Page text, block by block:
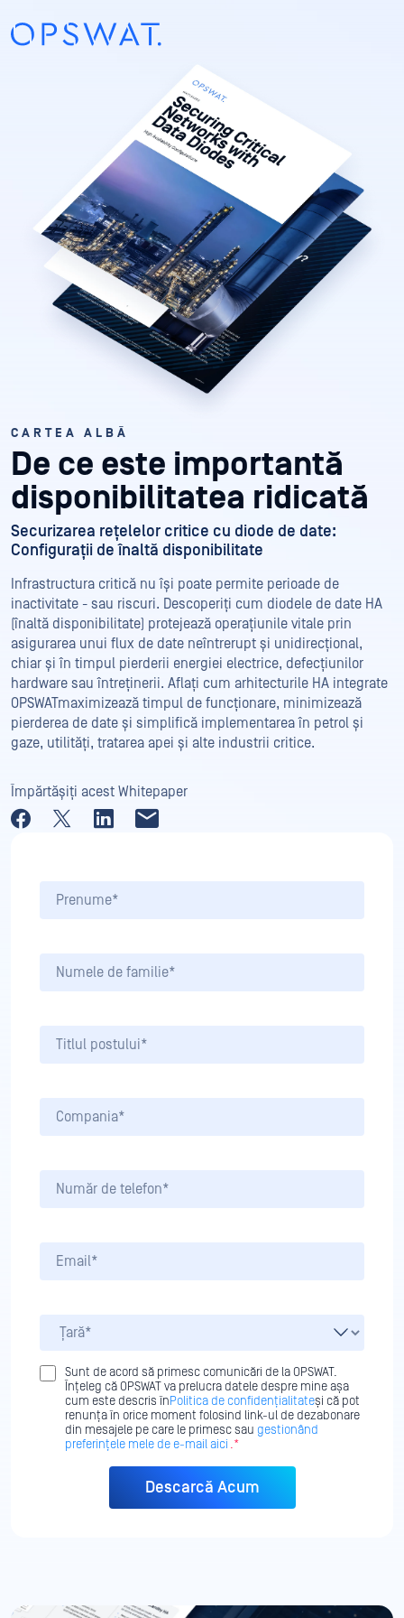
CARTEA ALBĂ
De ce este importantă
disponibilitatea ridicată
Securizarea rețelelor critice cu diode de date:
Configurații de înaltă disponibilitate
Infrastructura critică nu își poate permite perioade de
inactivitate - sau riscuri. Descoperiți cum diodele de date HA
(înaltă disponibilitate) protejează operațiunile vitale prin
asigurarea unui flux de date neîntrerupt și unidirecțional,
chiar și în timpul pierderii energiei electrice, defecțiunilor
hardware sau întreținerii. Aflați cum arhitecturile HA integrate
OPSWATmaximizează timpul de funcționare, minimizează
pierderea de date și simplifică implementarea în petrol și
gaze, utilități, tratarea apei și alte industrii critice.
Împărtășiți acest Whitepaper
Sunt de acord să primesc comunicări de la OPSWAT.
Înțeleg că OPSWAT va prelucra datele despre mine așa
cum este descris înPolitica de confidențialitateși că pot
renunța în orice moment folosind link-ul de dezabonare
din mesajele pe care le primesc sau gestionând
preferințele mele de e-mail aici .*